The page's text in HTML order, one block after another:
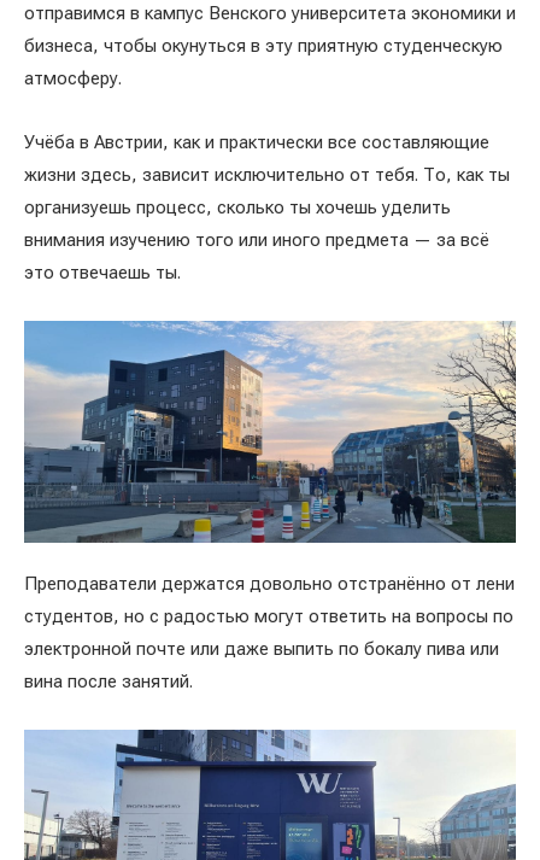
отправимся в кампус Венского университета экономики и
бизнеса, чтобы окунуться в эту приятную студенческую
атмосферу.
Учёба в Австрии, как и практически все составляющие
жизни здесь, зависит исключительно от тебя. То, как ты
организуешь процесс, сколько ты хочешь уделить
внимания изучению того или иного предмета — за всё
это отвечаешь ты.
Преподаватели держатся довольно отстранённо от лени
студентов, но с радостью могут ответить на вопросы по
электронной почте или даже выпить по бокалу пива или
вина после занятий.